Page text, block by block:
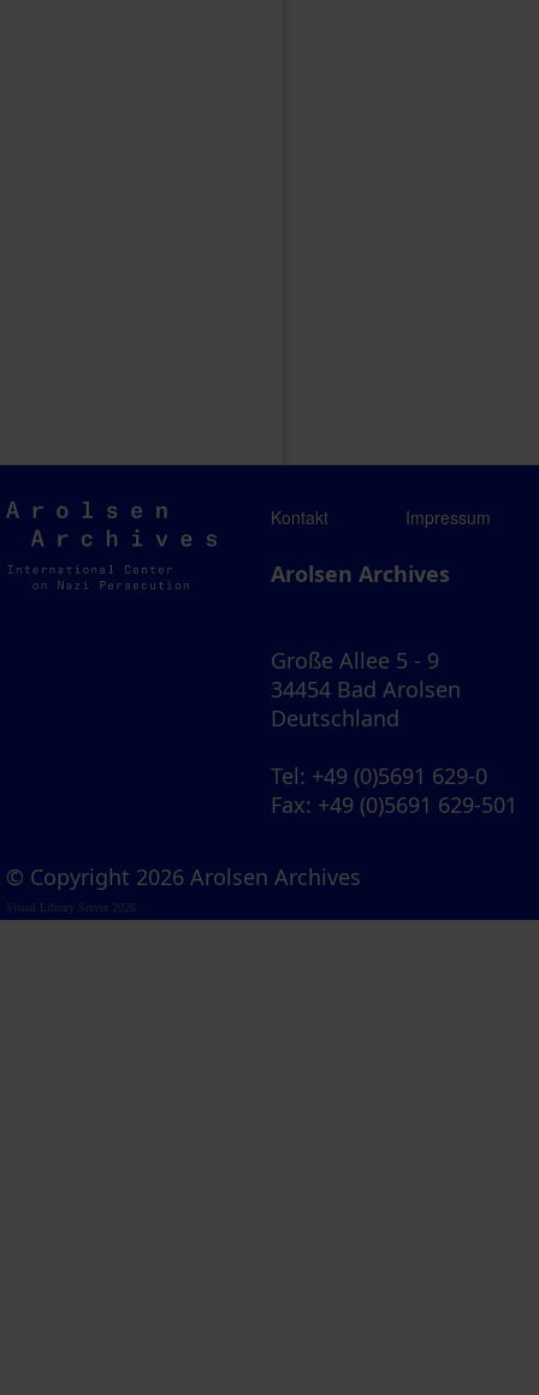
Arolsen
Archives
Kontakt Impressum
Arolsen Archives
Große Allee 5 - 9
34454 Bad Arolsen
Deutschland
Tel: +49 (0)5691 629-0
Fax: +49 (0)5691 629-501
© Copyright 2026 Arolsen Archives
Visual Library Server 2026